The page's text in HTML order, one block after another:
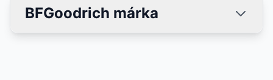
BFGoodrich márka